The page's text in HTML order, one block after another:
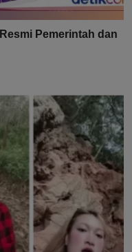
Pemerintah dan